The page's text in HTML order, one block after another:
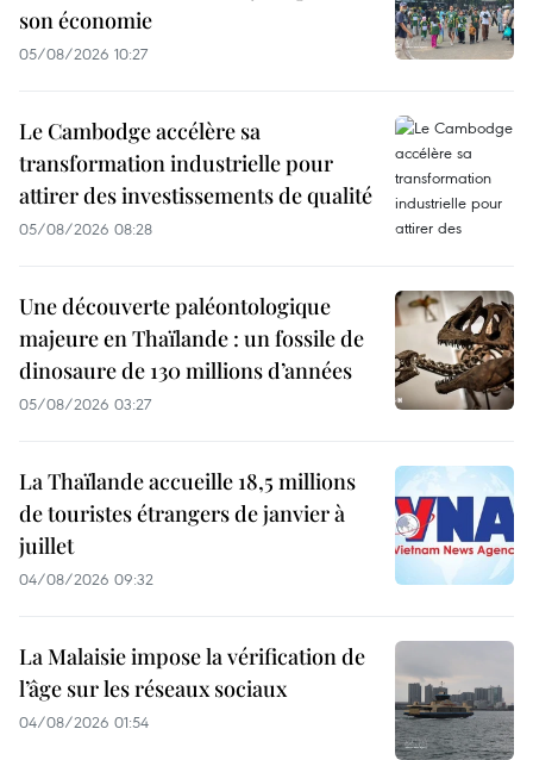
son économie
05/08/2026 10:27
Le Cambodge accélère sa
transformation industrielle pour
attirer des investissements de qualité
05/08/2026 08:28
Une découverte paléontologique
majeure en Thaïlande : un fossile de
dinosaure de 130 millions d’années
05/08/2026 03:27
La Thaïlande accueille 18,5 millions
de touristes étrangers de janvier à
juillet
04/08/2026 09:32
La Malaisie impose la vérification de
l’âge sur les réseaux sociaux
04/08/2026 01:54